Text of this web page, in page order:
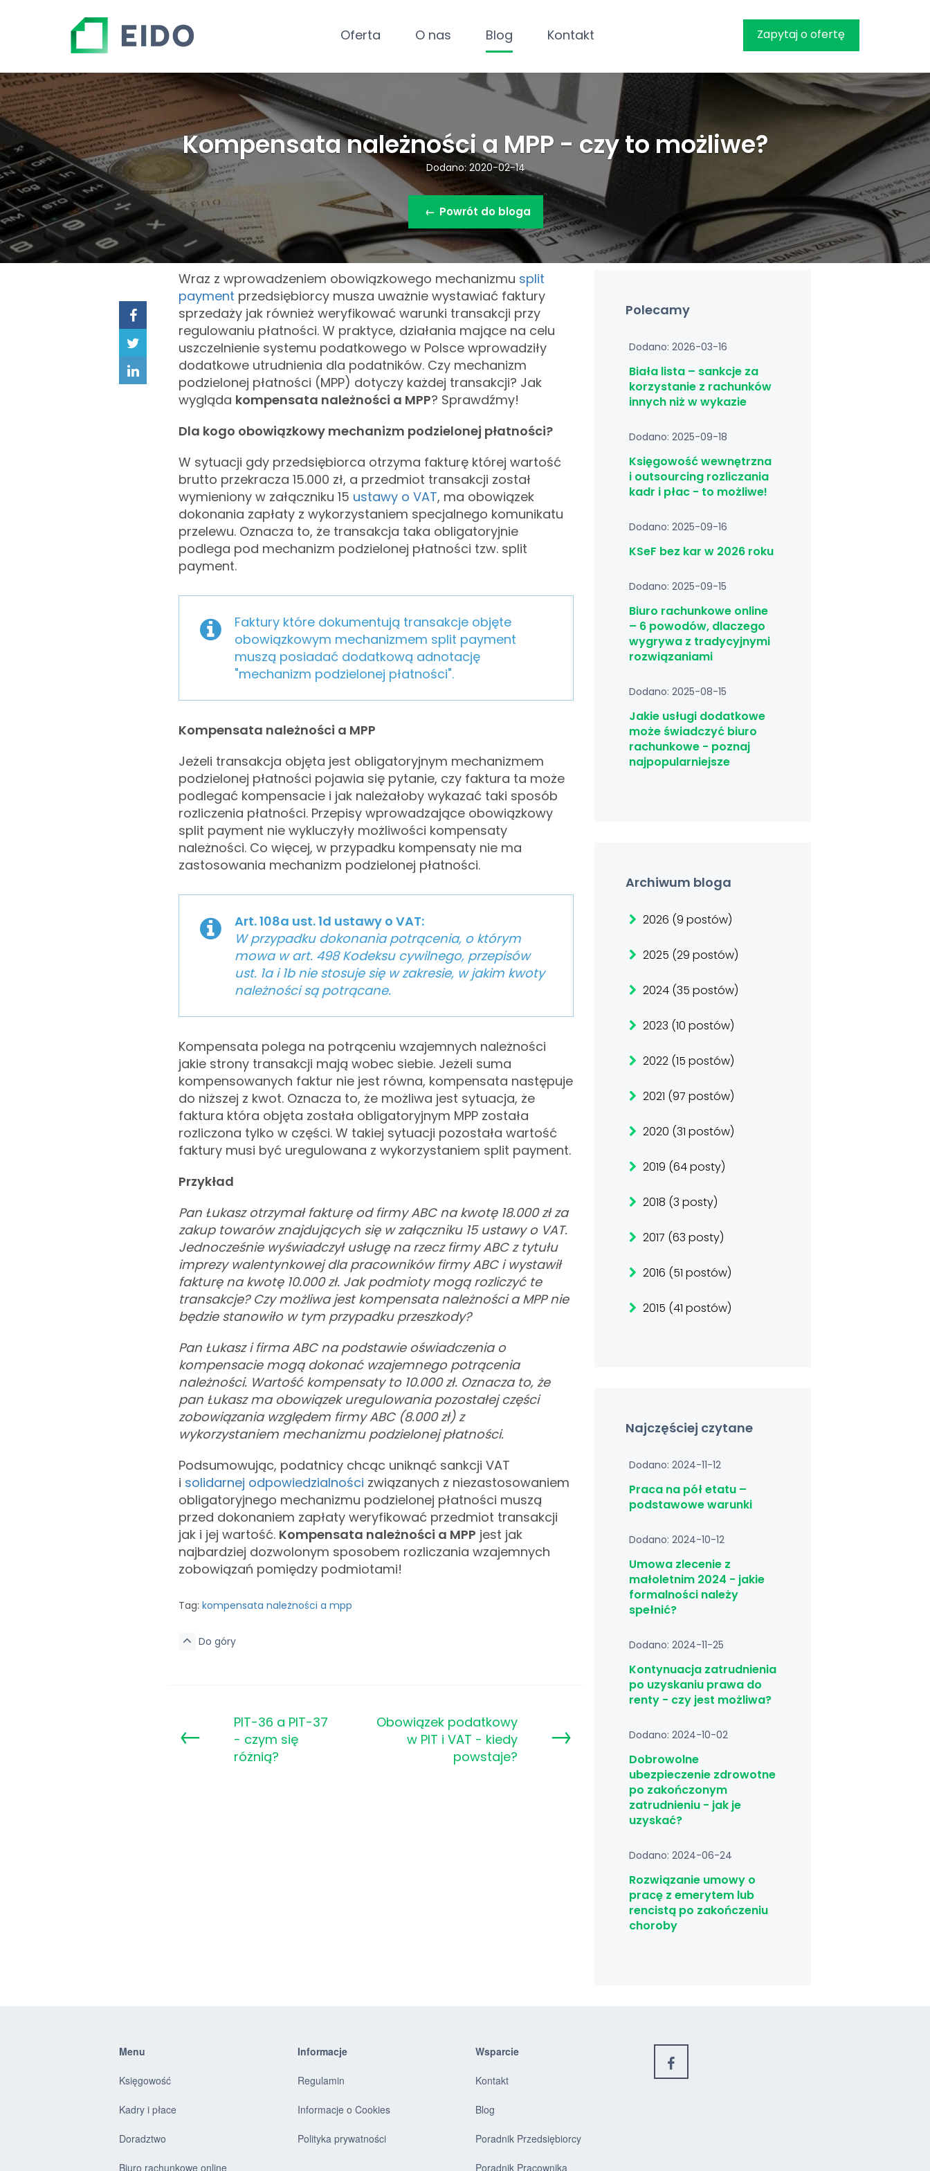
Zapytaj o ofertę
Oferta O nas Blog Kontakt
Kompensata należności a MPP - czy to możliwe?
Dodano: 2020-02-14
← Powrót do bloga
Wraz z wprowadzeniem obowiązkowego mechanizmu split
payment przedsiębiorcy musza uważnie wystawiać faktury
sprzedaży jak również weryfikować warunki transakcji przy
regulowaniu płatności. W praktyce, działania mające na celu
uszczelnienie systemu podatkowego w Polsce wprowadziły
dodatkowe utrudnienia dla podatników. Czy mechanizm
podzielonej płatności (MPP) dotyczy każdej transakcji? Jak
wygląda kompensata należności a MPP? Sprawdźmy!
Dla kogo obowiązkowy mechanizm podzielonej płatności?
W sytuacji gdy przedsiębiorca otrzyma fakturę której wartość
brutto przekracza 15.000 zł, a przedmiot transakcji został
wymieniony w załączniku 15 ustawy o VAT, ma obowiązek
dokonania zapłaty z wykorzystaniem specjalnego komunikatu
przelewu. Oznacza to, że transakcja taka obligatoryjnie
podlega pod mechanizm podzielonej płatności tzw. split
payment.
Faktury które dokumentują transakcje objęte
obowiązkowym mechanizmem split payment
muszą posiadać dodatkową adnotację
"mechanizm podzielonej płatności".
Kompensata należności a MPP
Jeżeli transakcja objęta jest obligatoryjnym mechanizmem
podzielonej płatności pojawia się pytanie, czy faktura ta może
podlegać kompensacie i jak należałoby wykazać taki sposób
rozliczenia płatności. Przepisy wprowadzające obowiązkowy
split payment nie wykluczyły możliwości kompensaty
należności. Co więcej, w przypadku kompensaty nie ma
zastosowania mechanizm podzielonej płatności.
Art. 108a ust. 1d ustawy o VAT:
W przypadku dokonania potrącenia, o którym
mowa w art. 498 Kodeksu cywilnego, przepisów
ust. 1a i 1b nie stosuje się w zakresie, w jakim kwoty
należności są potrącane.
Kompensata polega na potrąceniu wzajemnych należności
jakie strony transakcji mają wobec siebie. Jeżeli suma
kompensowanych faktur nie jest równa, kompensata następuje
do niższej z kwot. Oznacza to, że możliwa jest sytuacja, że
faktura która objęta została obligatoryjnym MPP została
rozliczona tylko w części. W takiej sytuacji pozostała wartość
faktury musi być uregulowana z wykorzystaniem split payment.
Przykład
Pan Łukasz otrzymał fakturę od firmy ABC na kwotę 18.000 zł za
zakup towarów znajdujących się w załączniku 15 ustawy o VAT.
Jednocześnie wyświadczył usługę na rzecz firmy ABC z tytułu
imprezy walentynkowej dla pracowników firmy ABC i wystawił
fakturę na kwotę 10.000 zł. Jak podmioty mogą rozliczyć te
transakcje? Czy możliwa jest kompensata należności a MPP nie
będzie stanowiło w tym przypadku przeszkody?
Pan Łukasz i firma ABC na podstawie oświadczenia o
kompensacie mogą dokonać wzajemnego potrącenia
należności. Wartość kompensaty to 10.000 zł. Oznacza to, że
pan Łukasz ma obowiązek uregulowania pozostałej części
zobowiązania względem firmy ABC (8.000 zł) z
wykorzystaniem mechanizmu podzielonej płatności.
Podsumowując, podatnicy chcąc uniknąć sankcji VAT
i solidarnej odpowiedzialności związanych z niezastosowaniem
obligatoryjnego mechanizmu podzielonej płatności muszą
przed dokonaniem zapłaty weryfikować przedmiot transakcji
jak i jej wartość. Kompensata należności a MPP jest jak
najbardziej dozwolonym sposobem rozliczania wzajemnych
zobowiązań pomiędzy podmiotami!
Tag: kompensata należności a mpp
Do góry
←
PIT-36 a PIT-37
- czym się
różnią?
Obowiązek podatkowy
w PIT i VAT - kiedy
powstaje?
→
Polecamy
Dodano: 2026-03-16
Biała lista – sankcje za
korzystanie z rachunków
innych niż w wykazie
Dodano: 2025-09-18
Księgowość wewnętrzna
i outsourcing rozliczania
kadr i płac - to możliwe!
Dodano: 2025-09-16
KSeF bez kar w 2026 roku
Dodano: 2025-09-15
Biuro rachunkowe online
– 6 powodów, dlaczego
wygrywa z tradycyjnymi
rozwiązaniami
Dodano: 2025-08-15
Jakie usługi dodatkowe
może świadczyć biuro
rachunkowe - poznaj
najpopularniejsze
Archiwum bloga
2026 (9 postów)
2025 (29 postów)
2024 (35 postów)
2023 (10 postów)
2022 (15 postów)
2021 (97 postów)
2020 (31 postów)
2019 (64 posty)
2018 (3 posty)
2017 (63 posty)
2016 (51 postów)
2015 (41 postów)
Najczęściej czytane
Dodano: 2024-11-12
Praca na pół etatu –
podstawowe warunki
Dodano: 2024-10-12
Umowa zlecenie z
małoletnim 2024 - jakie
formalności należy
spełnić?
Dodano: 2024-11-25
Kontynuacja zatrudnienia
po uzyskaniu prawa do
renty - czy jest możliwa?
Dodano: 2024-10-02
Dobrowolne
ubezpieczenie zdrowotne
po zakończonym
zatrudnieniu - jak je
uzyskać?
Dodano: 2024-06-24
Rozwiązanie umowy o
pracę z emerytem lub
rencistą po zakończeniu
choroby
Menu
Księgowość
Kadry i płace
Doradztwo
Biuro rachunkowe online
Informacje
Regulamin
Informacje o Cookies
Polityka prywatności
Wsparcie
Kontakt
Blog
Poradnik Przedsiębiorcy
Poradnik Pracownika